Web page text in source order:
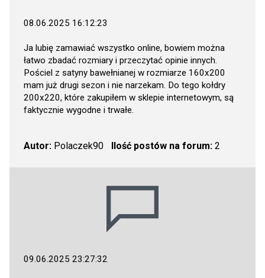
08.06.2025 16:12:23
Ja lubię zamawiać wszystko online, bowiem można
łatwo zbadać rozmiary i przeczytać opinie innych.
Pościel z satyny bawełnianej w rozmiarze 160x200
mam już drugi sezon i nie narzekam. Do tego kołdry
200x220, które zakupiłem w sklepie internetowym, są
faktycznie wygodne i trwałe.
Autor: Polaczek90 Ilość postów na forum:2
09.06.2025 23:27:32